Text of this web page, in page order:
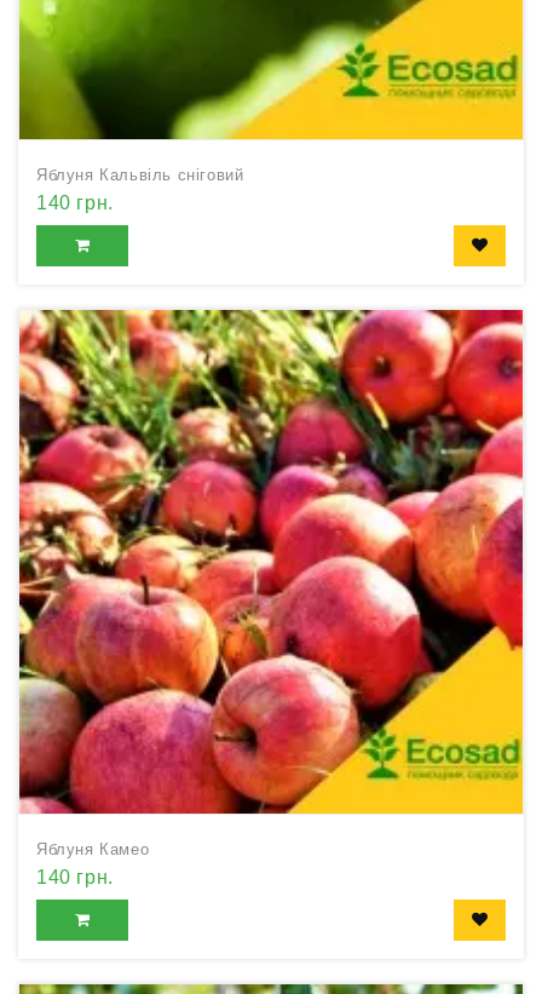
Яблуня Кальвіль сніговий
140 грн.
Яблуня Камео
140 грн.